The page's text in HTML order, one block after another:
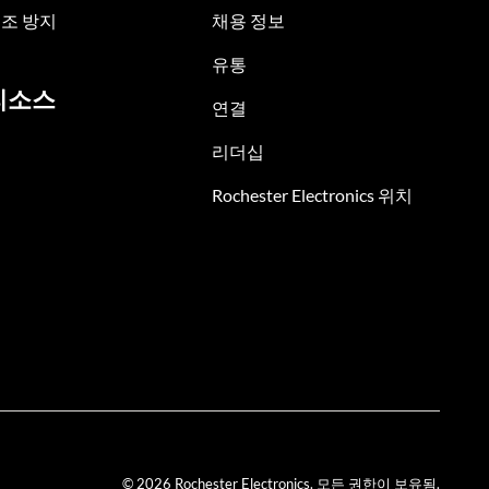
방지
소스
채용 정보
유통
연결
리더십
Rochester Electronics 위치
© 2026 Rochester Electronics. 모든 권한이 보유됨.